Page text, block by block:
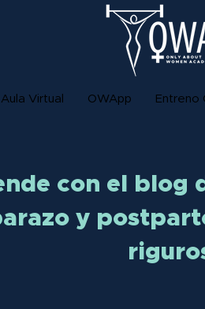
Aula Virtual OWApp Entreno
con el blog
y